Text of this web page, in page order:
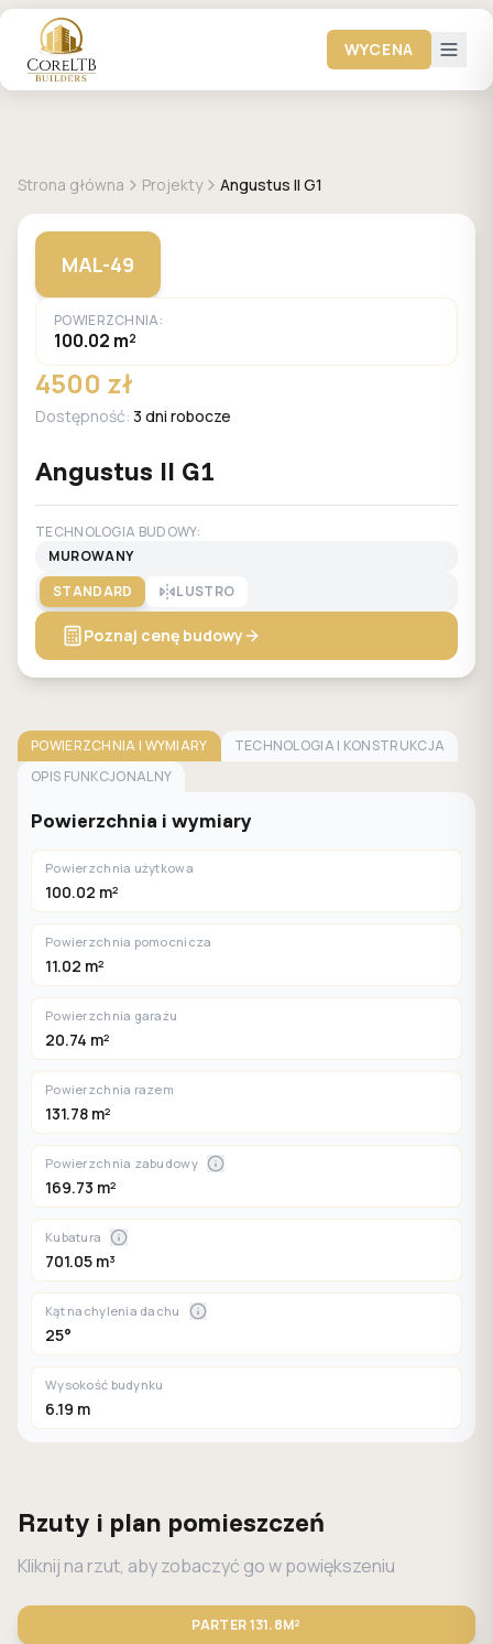
WYCENA
Strona główna Projekty Angustus II G1
MAL-49
POWIERZCHNIA:
100.02 m²
4500 zł
Dostępność: 3 dni robocze
Angustus II G1
TECHNOLOGIA BUDOWY:
MUROWANY
STANDARD
LUSTRO
Poznaj cenę budowy
POWIERZCHNIA I WYMIARY
TECHNOLOGIA I KONSTRUKCJA
OPIS FUNKCJONALNY
Powierzchnia i wymiary
Powierzchnia użytkowa
100.02 m²
Powierzchnia pomocnicza
11.02 m²
Powierzchnia garażu
20.74 m²
Powierzchnia razem
131.78 m²
Powierzchnia zabudowy
169.73 m²
Kubatura
701.05 m³
Kąt nachylenia dachu
25°
Wysokość budynku
6.19 m
Rzuty i plan pomieszczeń
Kliknij na rzut, aby zobaczyć go w powiększeniu
PARTER131.8M²